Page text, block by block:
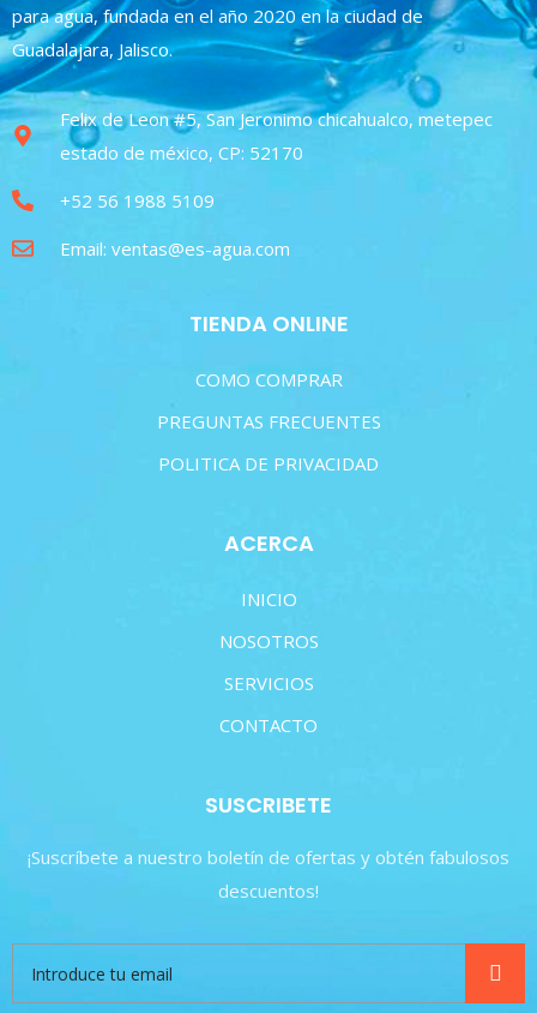
para agua, fundada en el año 2020 en la ciudad de
Guadalajara, Jalisco.
Felix de Leon #5, San Jeronimo chicahualco, metepec
estado de méxico, CP: 52170
+52 56 1988 5109
Email: ventas@es-agua.com
TIENDA ONLINE
COMO COMPRAR
PREGUNTAS FRECUENTES
POLITICA DE PRIVACIDAD
ACERCA
INICIO
NOSOTROS
SERVICIOS
CONTACTO
SUSCRIBETE
¡Suscríbete a nuestro boletín de ofertas y obtén fabulosos
descuentos!